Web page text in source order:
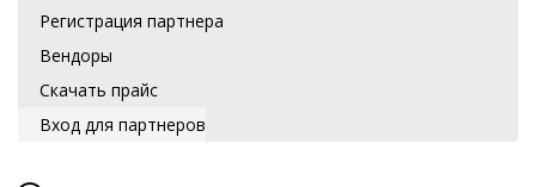
Регистрация партнера
Вендоры
Скачать прайс
Вход для партнеров